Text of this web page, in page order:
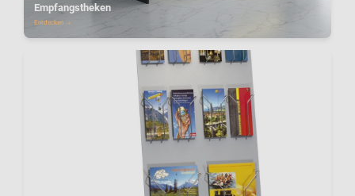
Empfangstheken
Entdecken →